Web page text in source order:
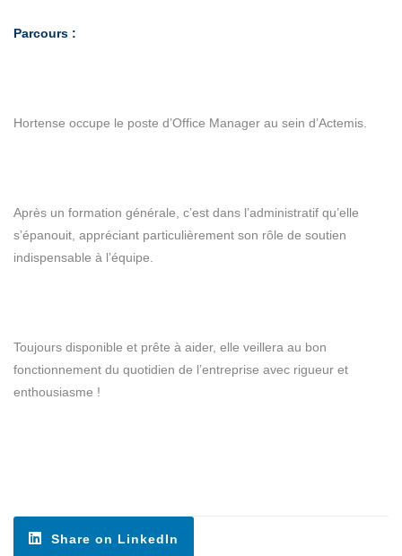
Parcours :
Hortense occupe le poste d’Office Manager au sein d’Actemis.
Après un formation générale, c’est dans l’administratif qu’elle
s’épanouit, appréciant particulièrement son rôle de soutien
indispensable à l’équipe.
Toujours disponible et prête à aider, elle veillera au bon
fonctionnement du quotidien de l’entreprise avec rigueur et
enthousiasme !
Share on LinkedIn